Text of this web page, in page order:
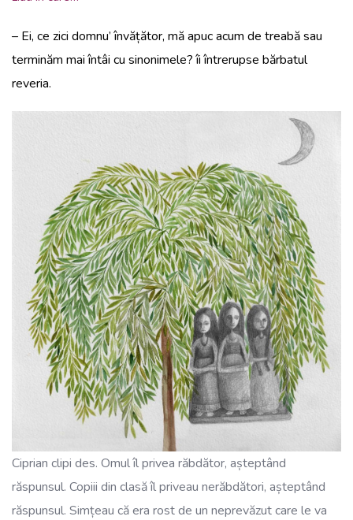
– Ei, ce zici domnu’ învățător, mă apuc acum de treabă sau
terminăm mai întâi cu sinonimele? îi întrerupse bărbatul
reveria.
Ciprian clipi des. Omul îl privea răbdător, așteptând
răspunsul. Copiii din clasă îl priveau nerăbdători, așteptând
răspunsul. Simțeau că era rost de un neprevăzut care le va